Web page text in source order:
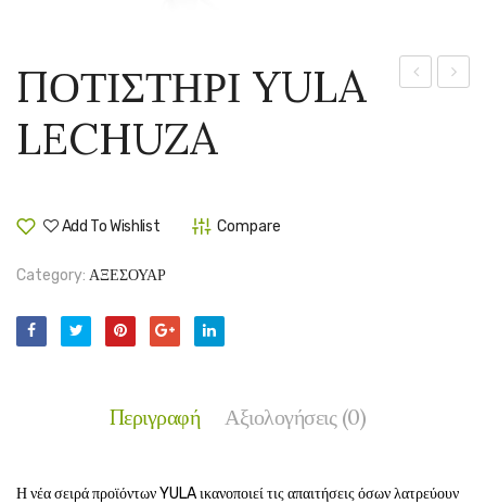
ΠΟΤΙΣΤΗΡΙ YULA
LECHUZA
Add To Wishlist Compare
Category: ΑΞΕΣΟΥΑΡ
Περιγραφή Αξιολογήσεις (0)
Η νέα σειρά προϊόντων YULA ικανοποιεί τις απαιτήσεις όσων λατρεύουν